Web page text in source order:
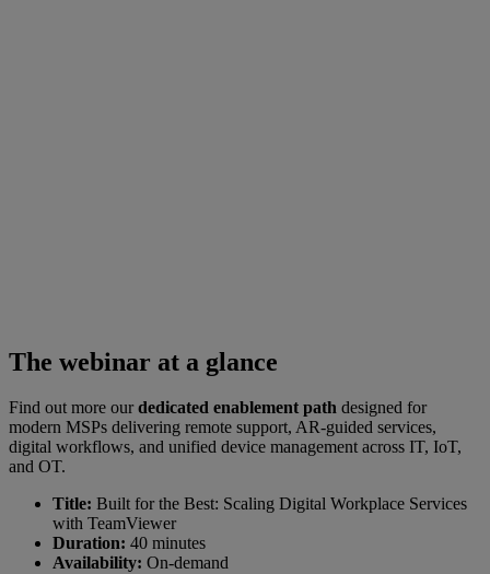
The webinar at a glance
Find out more ourdedicated enablement path designed for
modern MSPs delivering remote support, AR-guided services,
digital workflows, and unified device management across IT, IoT,
and OT.
Title: Built for the Best: Scaling Digital Workplace Services
with TeamViewer
Duration: 40 minutes
Availability: On-demand